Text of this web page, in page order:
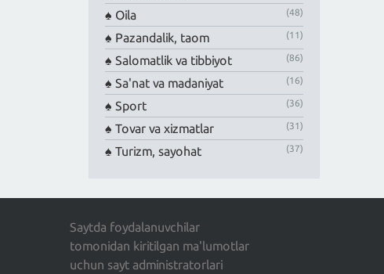
Oila (48)
Pazandalik, taom (11)
Salomatlik va tibbiyot (86)
Sa'nat va madaniyat (16)
Sport (36)
Tovar va xizmatlar (31)
Turizm, sayohat (37)
Saytda foydalanuvchilar
tomonidan kiritilgan ma'lumotlar
uchun sayt administratorlari